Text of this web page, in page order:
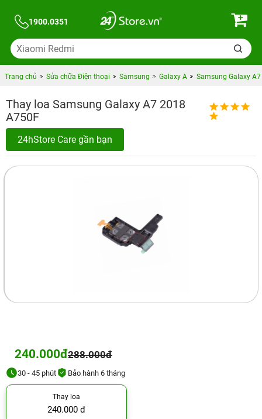
1900.0351
Trang chủ Sửa chữa Điện thoại Samsung Galaxy A Samsung Galaxy A7
Thay loa Samsung Galaxy A7 2018
A750F
24hStore Care gần bạn
240.000đ288.000đ
30 - 45 phút Bảo hành 6 tháng
Thay loa
240.000 đ